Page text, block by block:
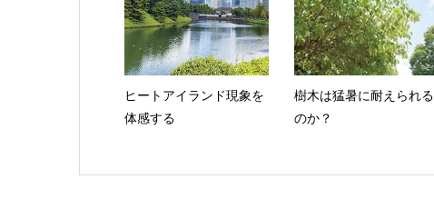
ヒートアイランド現象を
体感する
樹木は猛暑に耐えられる
のか？